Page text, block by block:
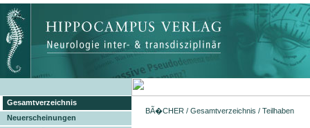
Gesamtverzeichnis
Neuerscheinungen
BÃ�CHER / Gesamtverzeichnis / Teilhaben